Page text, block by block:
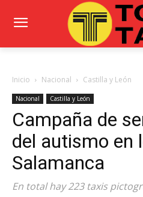
Inicio Nacional Castilla y León
Nacional Castilla y León
Campaña de
del autismo en
Salamanca
En total hay 223 taxis